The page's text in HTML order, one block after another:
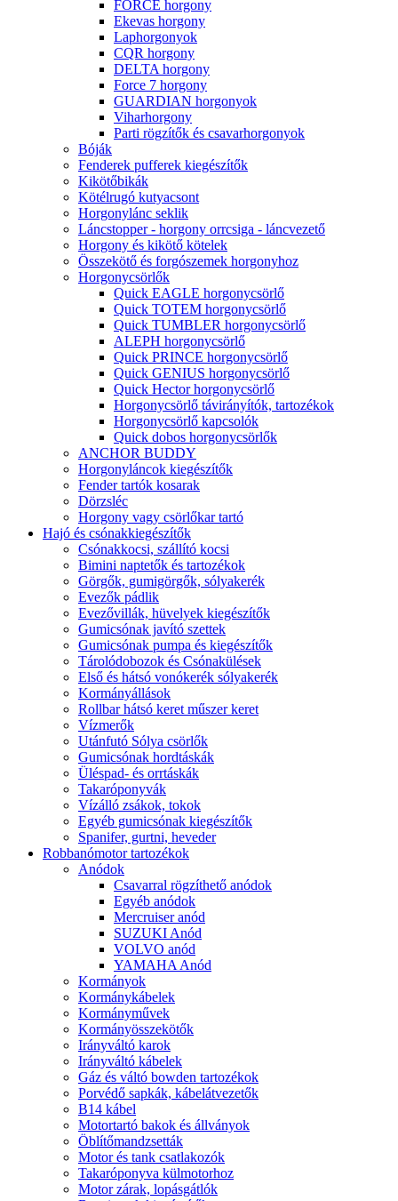
FORCE horgony
Ekevas horgony
Laphorgonyok
CQR horgony
DELTA horgony
Force 7 horgony
GUARDIAN horgonyok
Viharhorgony
Parti rögzítők és csavarhorgonyok
Bóják
Fenderek pufferek kiegészítők
Kikötőbikák
Kötélrugó kutyacsont
Horgonylánc seklik
Láncstopper - horgony orrcsiga - láncvezető
Horgony és kikötő kötelek
Összekötő és forgószemek horgonyhoz
Horgonycsörlők
Quick EAGLE horgonycsörlő
Quick TOTEM horgonycsörlő
Quick TUMBLER horgonycsörlő
ALEPH horgonycsörlő
Quick PRINCE horgonycsörlő
Quick GENIUS horgonycsörlő
Quick Hector horgonycsörlő
Horgonycsörlő távirányítók, tartozékok
Horgonycsörlő kapcsolók
Quick dobos horgonycsörlők
ANCHOR BUDDY
Horgonyláncok kiegészítők
Fender tartók kosarak
Dörzsléc
Horgony vagy csörlőkar tartó
Hajó és csónakkiegészítők
Csónakkocsi, szállító kocsi
Bimini naptetők és tartozékok
Görgők, gumigörgők, sólyakerék
Evezők pádlik
Evezővillák, hüvelyek kiegészítők
Gumicsónak javító szettek
Gumicsónak pumpa és kiegészítők
Tárolódobozok és Csónakülések
Első és hátsó vonókerék sólyakerék
Kormányállások
Rollbar hátsó keret műszer keret
Vízmerők
Utánfutó Sólya csörlők
Gumicsónak hordtáskák
Üléspad- és orrtáskák
Takaróponyvák
Vízálló zsákok, tokok
Egyéb gumicsónak kiegészítők
Spanifer, gurtni, heveder
Robbanómotor tartozékok
Anódok
Csavarral rögzíthető anódok
Egyéb anódok
Mercruiser anód
SUZUKI Anód
VOLVO anód
YAMAHA Anód
Kormányok
Kormánykábelek
Kormányművek
Kormányösszekötők
Irányváltó karok
Irányváltó kábelek
Gáz és váltó bowden tartozékok
Porvédő sapkák, kábelátvezetők
B14 kábel
Motortartó bakok és állványok
Öblítőmandzsetták
Motor és tank csatlakozók
Takaróponyva külmotorhoz
Motor zárak, lopásgátlók